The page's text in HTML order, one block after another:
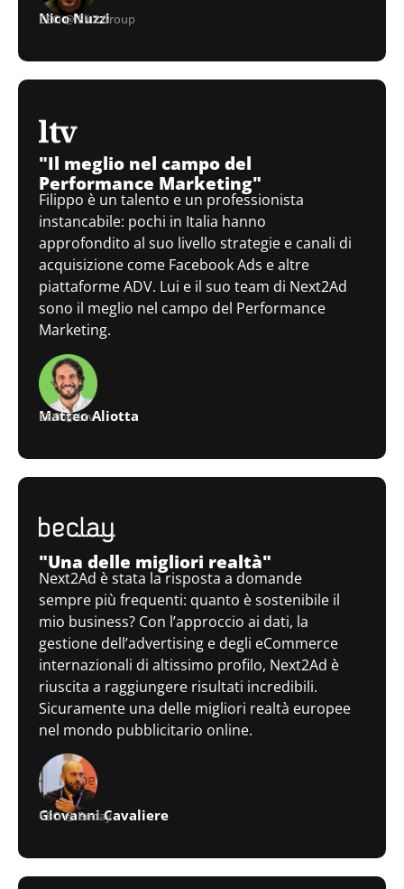
Nico Nuzzi
CEO @ Eli Z Group
"Il meglio nel campo del
Performance Marketing"
Filippo è un talento e un professionista
instancabile: pochi in Italia hanno
approfondito al suo livello strategie e canali di
acquisizione come Facebook Ads e altre
piattaforme ADV. Lui e il suo team di Next2Ad
sono il meglio nel campo del Performance
Marketing.
Matteo Aliotta
CEO @ Ltv
"Una delle migliori realtà"
Next2Ad è stata la risposta a domande
sempre più frequenti: quanto è sostenibile il
mio business? Con l’approccio ai dati, la
gestione dell’advertising e degli eCommerce
internazionali di altissimo profilo, Next2Ad è
riuscita a raggiungere risultati incredibili.
Sicuramente una delle migliori realtà europee
nel mondo pubblicitario online.
Giovanni Cavaliere
CEO @ Beclay